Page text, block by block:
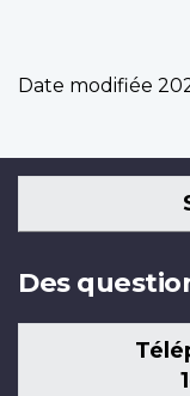
Date modifiée
Des